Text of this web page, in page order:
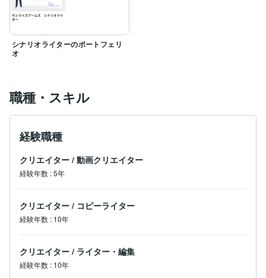
シナリオライターのポートフェリ
オ
職種・スキル
経験職種
クリエイター / 動画クリエイター
経験年数 :5年
クリエイター / コピーライター
経験年数 : 10年
クリエイター / ライター・編集
経験年数 : 10年